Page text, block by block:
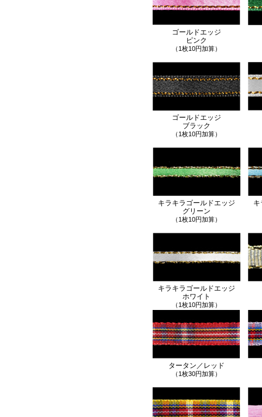
ゴールドエッジ
ピンク
（1枚10円加算）
ゴールドエッジ
ブラック
（1枚10円加算）
キラキラゴールドエッジ
グリーン
（1枚10円加算）
キラキラゴールドエッジ
ホワイト
（1枚10円加算）
タータン／レッド
（1枚30円加算）